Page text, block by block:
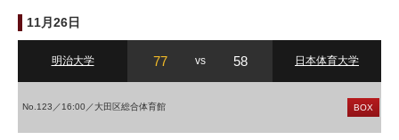
11月26日
明治大学 77 vs 58 日本体育大学
No.123／16:00／大田区総合体育館 BOX